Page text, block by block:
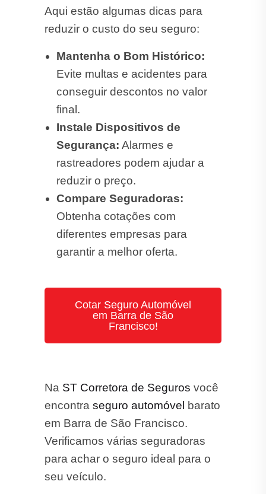
Aqui estão algumas dicas para
reduzir o custo do seu seguro:
Mantenha o Bom Histórico:
Evite multas e acidentes para
conseguir descontos no valor
final.
Instale Dispositivos de
Segurança: Alarmes e
rastreadores podem ajudar a
reduzir o preço.
Compare Seguradoras:
Obtenha cotações com
diferentes empresas para
garantir a melhor oferta.
Cotar Seguro Automóvel
em Barra de São
Francisco!
Na ST Corretora de Seguros você
encontra seguro automóvel barato
em Barra de São Francisco.
Verificamos várias seguradoras
para achar o seguro ideal para o
seu veículo.